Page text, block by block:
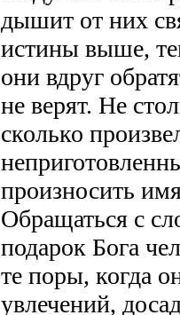
дышит от них
истины выше,
они вдруг
не верят. Не
сколько
произносить
Обращаться с
подарок Бога
те поры, когда
увлечений,